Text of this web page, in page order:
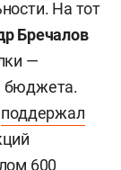
На тот
Бречалов
—
бюджета.
поддержал
600